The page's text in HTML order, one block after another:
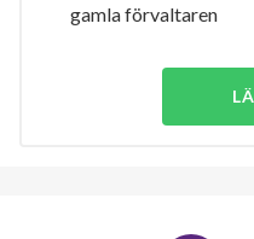
gamla förvaltaren